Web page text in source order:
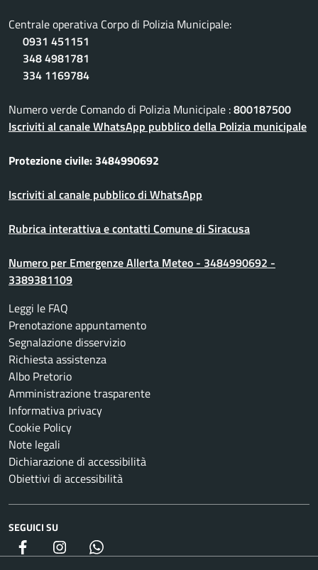
Centrale operativa Corpo di Polizia Municipale:
0931 451151
348 4981781
334 1169784
Numero verde Comando di Polizia Municipale :800187500
Iscriviti al canale WhatsApp pubblico della Polizia municipale
Protezione civile: 3484990692
Iscriviti al canale pubblico di WhatsApp
Rubrica interattiva e contatti Comune di Siracusa
Numero per Emergenze Allerta Meteo - 3484990692 -
3389381109
Leggi le FAQ
Prenotazione appuntamento
Segnalazione disservizio
Richiesta assistenza
Albo Pretorio
Amministrazione trasparente
Informativa privacy
Cookie Policy
Note legali
Dichiarazione di accessibilità
Obiettivi di accessibilità
SEGUICI SU
Facebook Instagram